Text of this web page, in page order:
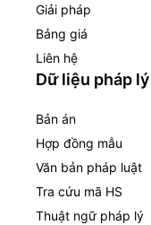
Giải pháp
Bảng giá
Liên hệ
Dữ liệu pháp lý
Bản án
Hợp đồng mẫu
Văn bản pháp luật
Tra cứu mã HS
Thuật ngữ pháp lý